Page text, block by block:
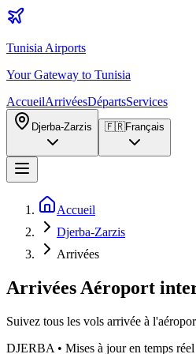
Tunisia Airports
Your Gateway to Tunisia
AccueilArrivéesDépartsServices
Djerba-Zarzis 🇫🇷Français
Accueil
Djerba-Zarzis
Arrivées
Arrivées Aéroport
Suivez tous les vols arrivée à
DJERBA • Mises à jour en temps réel